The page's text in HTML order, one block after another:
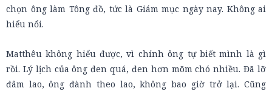
chọn ông làm Tông đồ, tức là Giám mục ngày nay. Không ai
hiểu nổi.
Matthêu không hiểu được, vì chính ông tự biết mình là gì
rồi. Lý lịch của ông đen quá, đen hơn mõm chó nhiều. Đã lỡ
đâm lao, ông đành theo lao, không bao giờ trở lại. Cũng